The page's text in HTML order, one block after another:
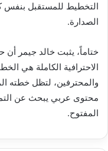
التخطيط للمستقبل بنفس
الصدارة.
ختاماً، يثبت خالد جيمر أن
الاحترافية الكاملة هي
والمحترفين، لتظل خطته
محتوى عربي يبحث عن
المفتوح.